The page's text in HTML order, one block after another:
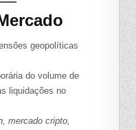
geopolíticas
do volume de
liquidações no
mercado cripto,